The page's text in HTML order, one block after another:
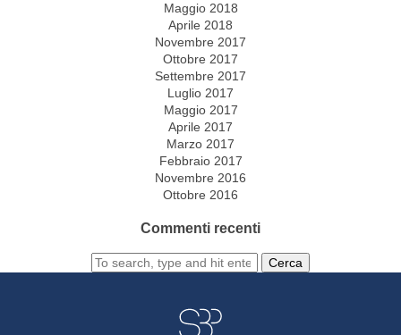
Maggio 2018
Aprile 2018
Novembre 2017
Ottobre 2017
Settembre 2017
Luglio 2017
Maggio 2017
Aprile 2017
Marzo 2017
Febbraio 2017
Novembre 2016
Ottobre 2016
Commenti recenti
Cerca